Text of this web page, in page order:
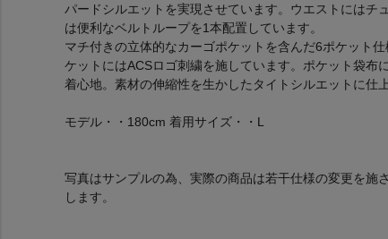
パードシルエットを実現させています。ウエストにはチ
は便利なベルトループを1本配置しています。
マチ付きの立体的なカーゴポケットを含んだ6ポケット
ケットにはACSロゴ刺繍を施しています。ポケット袋布
着心地。素材の伸縮性を生かしたタイトシルエットに仕
モデル・・180cm 着用サイズ・・L
写真はサンプルの為、実際の商品は若干仕様の変更を施
します。